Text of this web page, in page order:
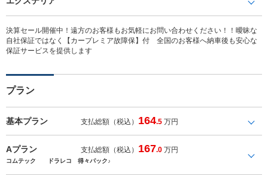
決算セール開催中！遠方のお客様もお気軽にお問い合わせください！！曖昧な
自社保証ではなく【カープレミア故障保】付 全国のお客様へ納車後も安心な
保証サービスを提供します
プラン
基本プラン 支払総額（税込） 164.5 万円
Aプラン 支払総額（税込） 167.0 万円
コムテック ドラレコ 得々パック♪